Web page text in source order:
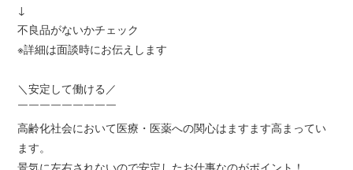
↓
不良品がないかチェック
※詳細は面談時にお伝えします
＼安定して働ける／
￣￣￣￣￣￣￣￣￣
高齢化社会において医療・医薬への関心はますます高まってい
ます。
景気に左右されないので安定したお仕事なのがポイント！